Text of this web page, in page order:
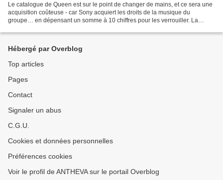
Le catalogue de Queen est sur le point de changer de mains, et ce sera une
acquisition coûteuse - car Sony acquiert les droits de la musique du
groupe… en dépensant un somme à 10 chiffres pour les verrouiller. La
Hébergé par Overblog
Top articles
Pages
Contact
Signaler un abus
C.G.U.
Cookies et données personnelles
Préférences cookies
Voir le profil de ANTHEVA sur le portail Overblog